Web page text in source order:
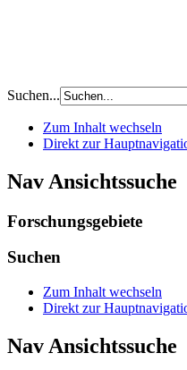
Suchen...
Zum Inhalt wechseln
Direkt zur
Nav Ansichtssuche
Forschungsgebiete
Suchen
Zum Inhalt wechseln
Direkt zur
Nav Ansichtssuche